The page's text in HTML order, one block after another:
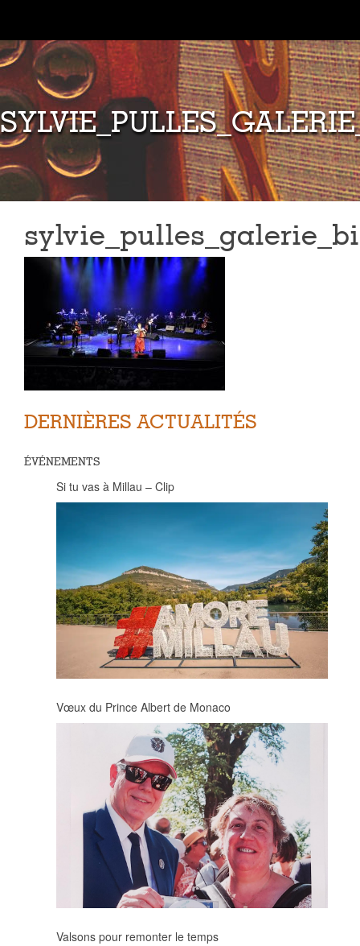
DERNIÈRES ACTUALITÉS
ÉVÉNEMENTS
Si tu vas à Millau – Clip
Vœux du Prince Albert de Monaco
Valsons pour remonter le temps